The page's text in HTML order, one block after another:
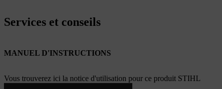
Services et conseils
MANUEL D'INSTRUCTIONS
Vous trouverez ici la notice d'utilisation pour ce produit STIHL